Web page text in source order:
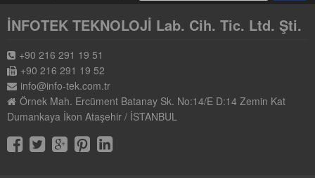
İNFOTEK TEKNOLOJİ Lab. Cih. Tic. Ltd. Şti.
+90 216 291 19 51
+90 216 291 19 52
info@info-tek.com.tr
Örnek Mah. Ercüment Batanay Sk. No:14/E D:14 Zemin Kat
Dumankaya İkon Ataşehir / İSTANBUL